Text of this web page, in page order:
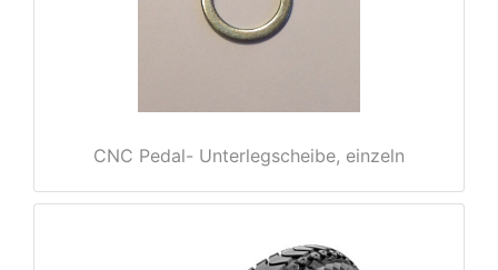
CNC Pedal- Unterlegscheibe, einzeln